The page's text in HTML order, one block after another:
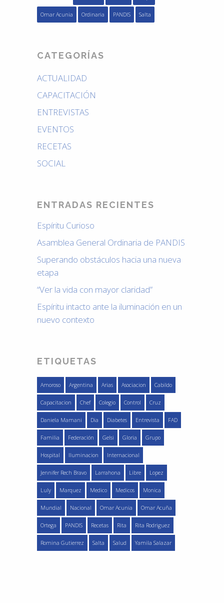
Omar Acunia Ordinaria PANDIS Salta
CATEGORÍAS
ACTUALIDAD
CAPACITACIÓN
ENTREVISTAS
EVENTOS
RECETAS
SOCIAL
ENTRADAS RECIENTES
Espíritu Curioso
Asamblea General Ordinaria de PANDIS
Superando obstáculos hacia una nueva
etapa
“Ver la vida con mayor claridad”
Espíritu intacto ante la iluminación en un
nuevo contexto
ETIQUETAS
Amoroso Argentina Arias Asociacion Cabildo
Capacitacion Chef Colegio Control Cruz
Daniela Mamani Dia Diabetes Entrevista FAD
Familia Federación Gelsi Gloria Grupo
Hospital Iluminacion Internacional
Jennifer Rech Bravo Larrahona Libre Lopez
Luly Marquez Medico Medicos Monica
Mundial Nacional Omar Acunia Omar Acuña
Ortega PANDIS Recetas Rita Rita Rodriguez
Romina Gutierrez Salta Salud Yamila Salazar